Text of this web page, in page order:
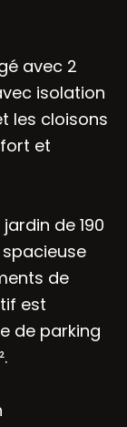
avec 2
isolation
les cloisons
et
de 190
spacieuse
de
est
de parking